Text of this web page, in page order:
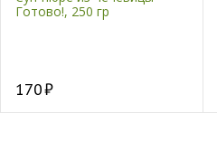
Готово!, 250 гр
170